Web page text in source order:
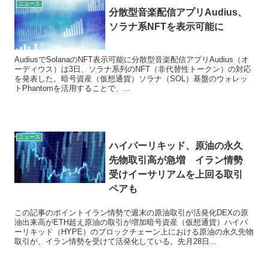
ニュース
分散型音楽配信アプリAudius、
ソラナ系NFTを表示可能に
AudiusでSolanaのNFT表示可能に分散型音楽配信アプリAudius（オ
ーディウス）は3日、ソラナ系列のNFT（非代替性トークン）の対応
を発表した。暗号資産（仮想通貨）ソラナ（SOL）基盤のウォレッ
トPhantomを活用することで、...
ニュース
ハイパーリキッド、原油の永久
先物取引高が急増 イラン情勢
受けイーサリアムを上回る取引
ペアも
この記事のポイントイラン情勢で週末の原油取引が活発化DEXの原
油出来高がETH超え原油の取引が増加暗号資産（仮想通貨）ハイパ
ーリキッド（HYPE）のブロックチェーン上における原油の永久先物
取引が、イラン情勢を受けて活発化している。先月28日...